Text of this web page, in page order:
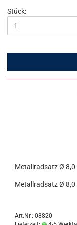
Stück:
Metallradsatz Ø 8,0
Metallradsatz Ø 8,0
Art.Nr.: 08820